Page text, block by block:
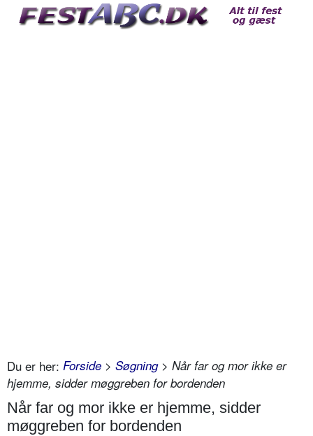
Du er her: Forside > Søgning> Når far og mor ikke er
hjemme, sidder møggreben for bordenden
Når far og mor ikke er hjemme, sidder
møggreben for bordenden